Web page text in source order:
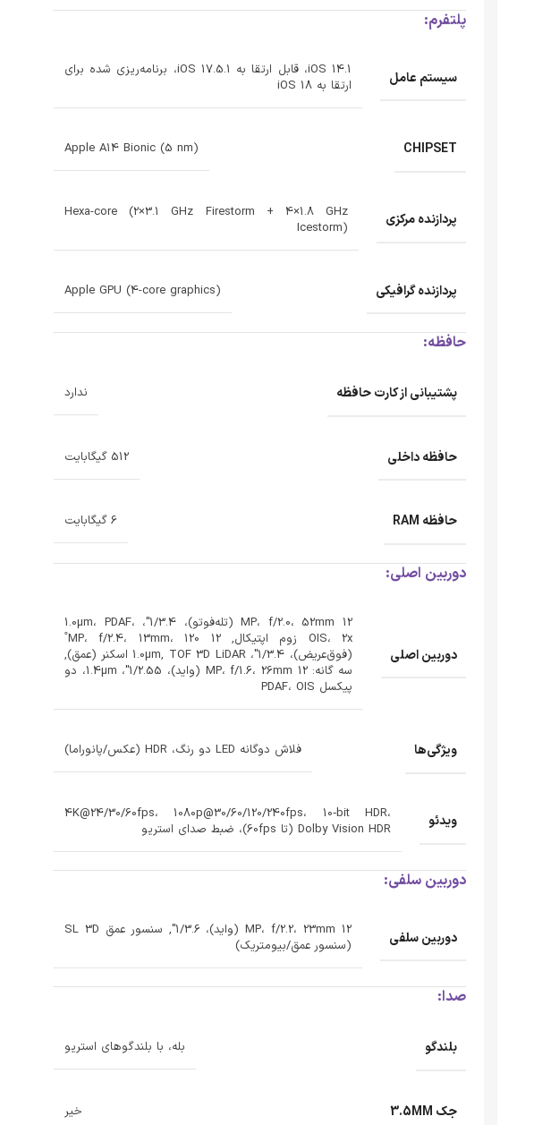
پلتفرم:
سیستم عامل
iOS 14.1، قابل ارتقا به iOS 17.5.1، برنامه‌ریزی شده برای
ارتقا به iOS 18
CHIPSET
Apple A14 Bionic (5 nm)
پردازنده‌ مرکزی
Hexa-core (2×3.1 GHz Firestorm + 4×1.8 GHz
Icestorm)
پردازنده‌ گرافیکی Apple GPU (4-core graphics)
حافظه:
پشتیبانی از کارت حافظه ندارد
حافظه داخلی 512 گیگابایت
حافظه RAM 6 گیگابایت
دوربین اصلی:
دوربین اصلی
12 MP، f/2.0، 52mm (تله‌فوتو)، 1/3.4"، 1.0µm، PDAF،
OIS، 2x زوم اپتیکال, 12 MP، f/2.4، 13mm، 120˚
(فوق‌عریض)، 1/3.4"، 1.0µm, TOF 3D LiDAR اسکنر (عمق),
سه گانه: 12 MP، f/1.6، 26mm (واید)، 1/2.55"، 1.4µm، دو
پیکسل PDAF، OIS
ویژگی‌ها فلاش دوگانه LED دو رنگ، HDR (عکس/پانوراما)
ویدئو
4K@24/30/60fps، 1080p@30/60/120/240fps، 10‑bit HDR،
Dolby Vision HDR (تا 60fps)، ضبط صدای استریو
دوربین سلفی:
دوربین سلفی
12 MP، f/2.2، 23mm (واید)، 1/3.6", سنسور عمق SL 3D
(سنسور عمق/بیومتریک)
صدا:
بلندگو بله، با بلندگوهای استریو
جک 3.5MM خیر